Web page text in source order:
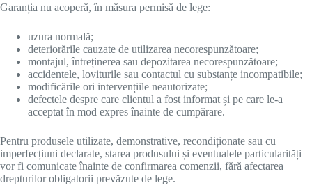
Garanția nu acoperă, în măsura permisă de lege:
uzura normală;
deteriorările cauzate de utilizarea necorespunzătoare;
montajul, întreținerea sau depozitarea necorespunzătoare;
accidentele, loviturile sau contactul cu substanțe incompatibile;
modificările ori intervențiile neautorizate;
defectele despre care clientul a fost informat și pe care le-a
acceptat în mod expres înainte de cumpărare.
Pentru produsele utilizate, demonstrative, recondiționate sau cu
imperfecțiuni declarate, starea produsului și eventualele particularități
vor fi comunicate înainte de confirmarea comenzii, fără afectarea
drepturilor obligatorii prevăzute de lege.